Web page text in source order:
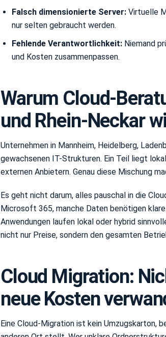
Falsch dimensionierte Server: Virtuelle
nur selten gebraucht werden.
Fehlende Verantwortlichkeit: Niemand
und Kosten zusammenpassen.
Warum Cloud-
und Rhein-Neckar
Unternehmen in Mannheim, Heidelberg,
gewachsenen IT-Strukturen. Ein Teil liegt
externen Anbietern. Genau diese Mischung
Es geht nicht darum, alles pauschal in die
Microsoft 365, manche Daten benötigen
Anwendungen laufen lokal oder hybrid
nicht nur Preise, sondern den gesamten
Cloud Migration:
neue Kosten
Eine Cloud-Migration ist kein Umzugskarton,